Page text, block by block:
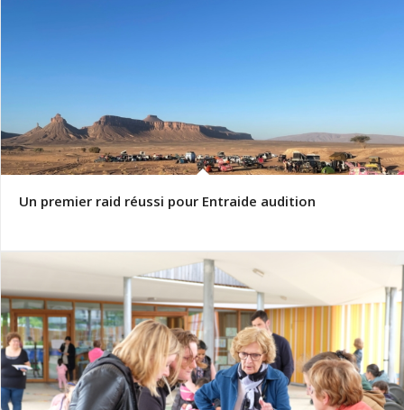
Un premier raid réussi pour Entraide audition